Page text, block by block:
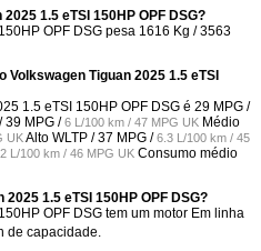
1.5 eTSI 150HP OPF DSG?
OPF DSG pesa 1616 Kg / 3563
Tiguan 2025 1.5 eTSI
1.5 eTSI 150HP OPF DSG é 29 MPG /
39 MPG /6 L/100 km / 47 MPG UK Médio
UKAlto WLTP /37 MPG /6.3 L/100 km / 45
L/100 km / 46 MPG UK Consumo médio
1.5 eTSI 150HP OPF DSG?
OPF DSG tem um motor Em linha
de capacidade.